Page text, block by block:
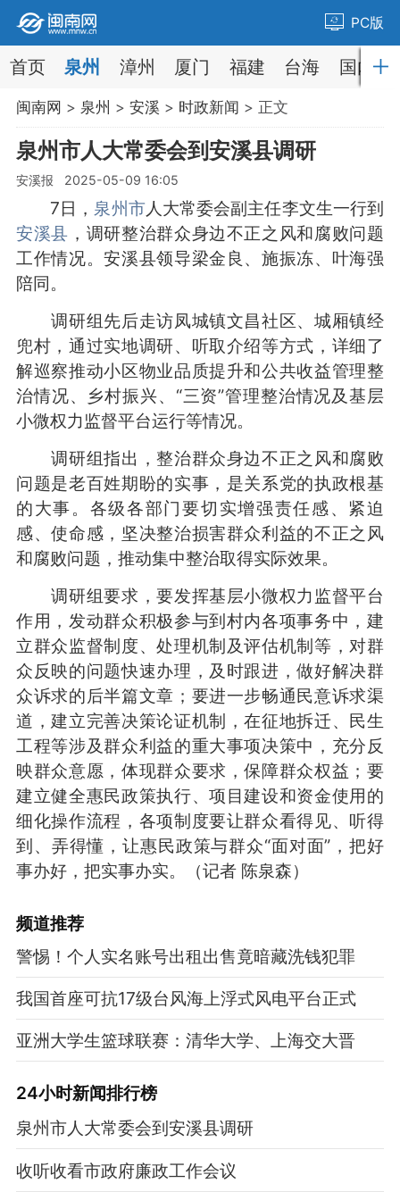
PC版
首页 泉州 漳州 厦门 福建 台海 国内
闽南网 > 泉州 > 安溪 > 时政新闻 > 正文
泉州市人大常委会到安溪县调研
安溪报 2025-05-09 16:05
7日， 泉州市人大常委会副主任李文生一行到
安溪县 ，调研整治群众身边不正之风和腐败问题
工作情况。安溪县领导梁金良、施振冻、叶海强
陪同。
调研组先后走访凤城镇文昌社区、城厢镇经
兜村，通过实地调研、听取介绍等方式，详细了
解巡察推动小区物业品质提升和公共收益管理整
治情况、乡村振兴、“三资”管理整治情况及基层
小微权力监督平台运行等情况。
调研组指出，整治群众身边不正之风和腐败
问题是老百姓期盼的实事，是关系党的执政根基
的大事。各级各部门要切实增强责任感、紧迫
感、使命感，坚决整治损害群众利益的不正之风
和腐败问题，推动集中整治取得实际效果。
调研组要求，要发挥基层小微权力监督平台
作用，发动群众积极参与到村内各项事务中，建
立群众监督制度、处理机制及评估机制等，对群
众反映的问题快速办理，及时跟进，做好解决群
众诉求的后半篇文章；要进一步畅通民意诉求渠
道，建立完善决策论证机制，在征地拆迁、民生
工程等涉及群众利益的重大事项决策中，充分反
映群众意愿，体现群众要求，保障群众权益；要
建立健全惠民政策执行、项目建设和资金使用的
细化操作流程，各项制度要让群众看得见、听得
到、弄得懂，让惠民政策与群众“面对面”，把好
事办好，把实事办实。（记者 陈泉森）
频道推荐
警惕！个人实名账号出租出售竟暗藏洗钱犯罪
我国首座可抗17级台风海上浮式风电平台正式
亚洲大学生篮球联赛：清华大学、上海交大晋
24小时新闻排行榜
泉州市人大常委会到安溪县调研
收听收看市政府廉政工作会议